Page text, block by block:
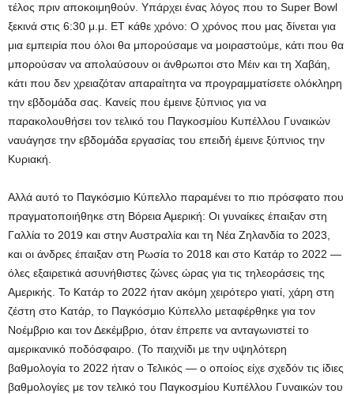
τέλος πριν αποκοιμηθούν. Υπάρχει ένας λόγος που το Super Bowl
ξεκινά στις 6:30 μ.μ. ET κάθε χρόνο: Ο χρόνος που μας δίνεται για
μια εμπειρία που όλοι θα μπορούσαμε να μοιραστούμε, κάτι που θα
μπορούσαν να απολαύσουν οι άνθρωποι στο Μέιν και τη Χαβάη,
κάτι που δεν χρειαζόταν απαραίτητα να προγραμματίσετε ολόκληρη
την εβδομάδα σας. Κανείς που έμεινε ξύπνιος για να
παρακολουθήσει τον τελικό του Παγκοσμίου Κυπέλλου Γυναικών
ναυάγησε την εβδομάδα εργασίας του επειδή έμεινε ξύπνιος την
Κυριακή.
Αλλά αυτό το Παγκόσμιο Κύπελλο παραμένει το πιο πρόσφατο που
πραγματοποιήθηκε στη Βόρεια Αμερική: Οι γυναίκες έπαιξαν στη
Γαλλία το 2019 και στην Αυστραλία και τη Νέα Ζηλανδία το 2023,
και οι άνδρες έπαιξαν στη Ρωσία το 2018 και στο Κατάρ το 2022 —
όλες εξαιρετικά ασυνήθιστες ζώνες ώρας για τις τηλεοράσεις της
Αμερικής. Το Κατάρ το 2022 ήταν ακόμη χειρότερο γιατί, χάρη στη
ζέστη στο Κατάρ, το Παγκόσμιο Κύπελλο μεταφέρθηκε για τον
Νοέμβριο και τον Δεκέμβριο, όταν έπρεπε να ανταγωνιστεί το
αμερικανικό ποδόσφαιρο. (Το παιχνίδι με την υψηλότερη
βαθμολογία το 2022 ήταν ο Τελικός — ο οποίος είχε σχεδόν τις ίδιες
βαθμολογίες με τον τελικό του Παγκοσμίου Κυπέλλου Γυναικών του